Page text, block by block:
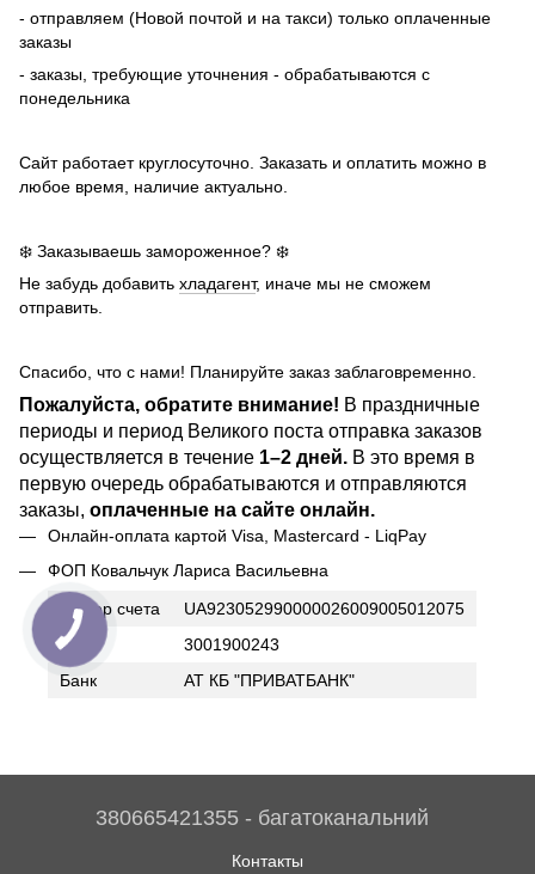
- отправляем (Новой почтой и на такси) только оплаченные
заказы
- заказы, требующие уточнения - обрабатываются с
понедельника
Сайт работает круглосуточно. Заказать и оплатить можно в
любое время, наличие актуально.
❄️ Заказываешь замороженное? ❄️
Не забудь добавить хладагент, иначе мы не сможем
отправить.
Спасибо, что с нами! Планируйте заказ заблаговременно.
Пожалуйста, обратите внимание! В праздничные
периоды и период Великого поста отправка заказов
осуществляется в течение 1–2 дней. В это время в
первую очередь обрабатываются и отправляются
заказы, оплаченные на сайте онлайн.
Онлайн-оплата картой Visa, Mastercard - LiqPay
ФОП Ковальчук Лариса Васильевна
Номер счета
UA923052990000026009005012075
ИНН
3001900243
Банк
АТ КБ "ПРИВАТБАНК"
380665421355 - багатоканальний
Контакты